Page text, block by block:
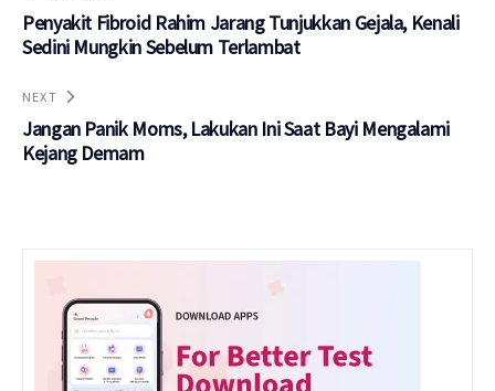
Penyakit Fibroid Rahim Jarang Tunjukkan Gejala, Kenali
Sedini Mungkin Sebelum Terlambat
NEXT
Jangan Panik Moms, Lakukan Ini Saat Bayi Mengalami
Kejang Demam